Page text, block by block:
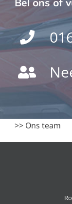
>> Ons team